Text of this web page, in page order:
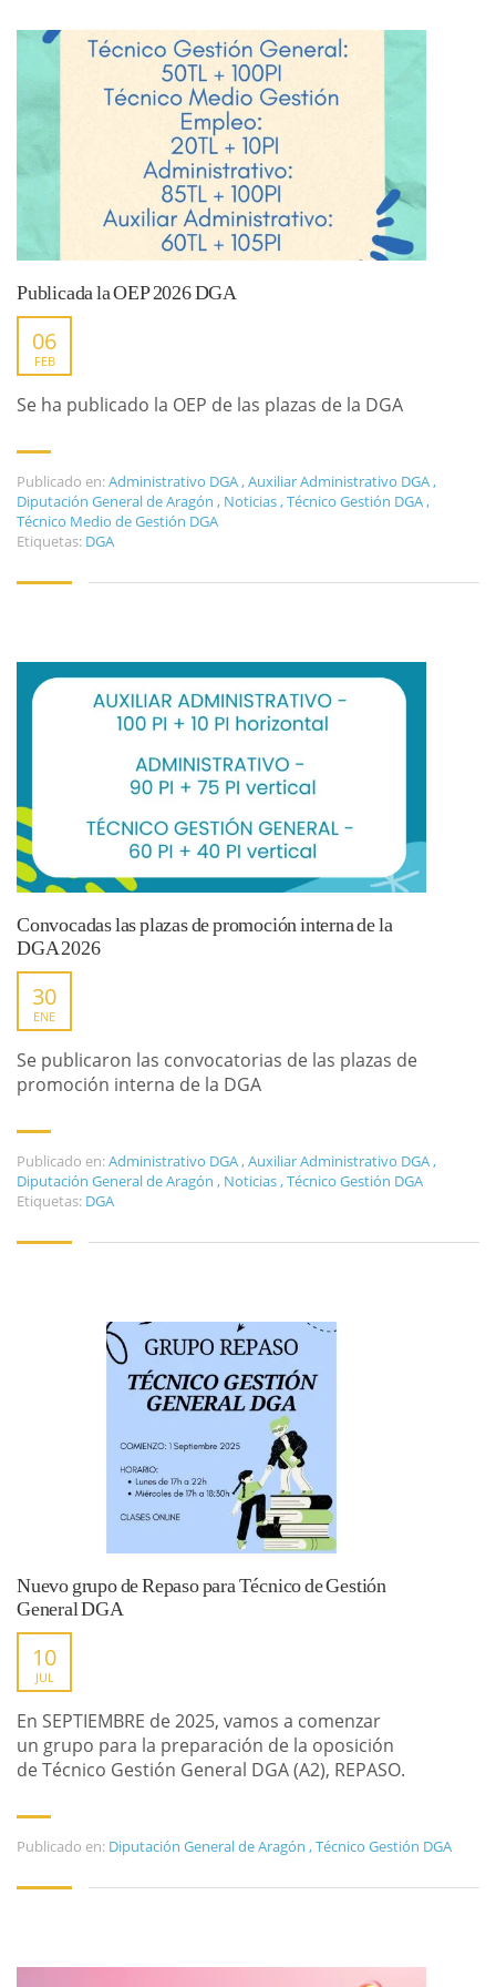
Publicada la OEP 2026 DGA
06
FEB
Se ha publicado la OEP de las plazas de la DGA
Publicado en:Administrativo DGA,Auxiliar Administrativo DGA,
Diputación General de Aragón , Noticias,Técnico Gestión DGA,
Técnico Medio de Gestión DGA
Etiquetas: DGA
Convocadas las plazas de promoción interna de la
DGA 2026
30
ENE
Se publicaron las convocatorias de las plazas de
promoción interna de la DGA
Publicado en:Administrativo DGA,Auxiliar Administrativo DGA,
Diputación General de Aragón , Noticias,Técnico Gestión DGA
Etiquetas: DGA
Nuevo grupo de Repaso para Técnico de Gestión
General DGA
10
JUL
En SEPTIEMBRE de 2025, vamos a comenzar
un grupo para la preparación de la oposición
de Técnico Gestión General DGA (A2), REPASO.
Publicado en: Diputación General de Aragón ,Técnico Gestión DGA